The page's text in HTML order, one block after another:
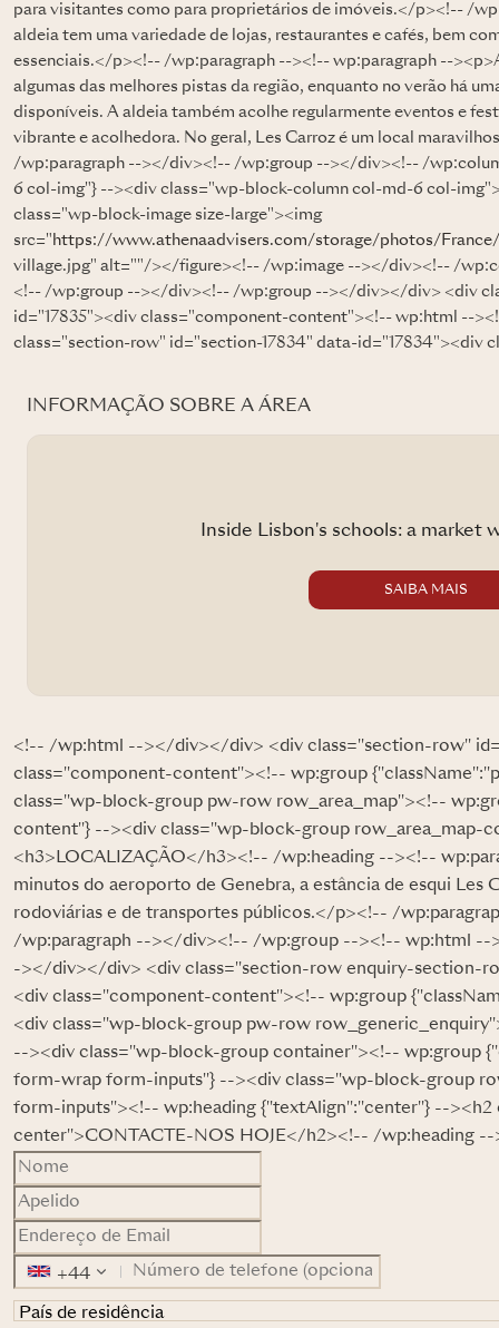
para visitantes como para proprietários de imóveis.</p><!-- /
aldeia tem uma variedade de lojas, restaurantes e cafés, bem
essenciais.</p><!-- /wp:paragraph --><!-- wp:paragraph --
algumas das melhores pistas da região, enquanto no verão há
disponíveis. A aldeia também acolhe regularmente eventos e
vibrante e acolhedora. No geral, Les Carroz é um local
/wp:paragraph --></div><!-- /wp:group --></div><!-- /
6 col-img"} --><div class="wp-block-column col-md-6 col-
class="wp-block-image size-large"><img
src=" https://www.athenaadvisers.com/storage/photos/
village.jpg" alt=""/></figure><!-- /wp:image --></div><!-- /
<!-- /wp:group --></div><!-- /wp:group --></div></div> <div
id="17835"><div class="component-content"><!-- wp:html --
class="section-row" id="section-17834" data-id="17834"><div
INFORMAÇÃO SOBRE A ÁREA
Inside Lisbon's schools: a market with no
SAIBA MAIS
<!-- /wp:html --></div></div> <div class="section-row"
class="component-content"><!-- wp:group
class="wp-block-group pw-row row_area_map"><!--
content"} --><div class="wp-block-group row_area_map-
<h3>LOCALIZAÇÃO</h3><!-- /wp:heading --><!--
minutos do aeroporto de Genebra, a estância de esqui Les
rodoviárias e de transportes públicos.</p><!-- /
/wp:paragraph --></div><!-- /wp:group --><!-- wp:html
-></div></div> <div class="section-row enquiry-section-
<div class="component-content"><!-- wp:group
<div class="wp-block-group pw-row
--><div class="wp-block-group container"><!-- wp:group
form-wrap form-inputs"} --><div class="wp-block-group
form-inputs"><!-- wp:heading {"textAlign":"center"} --><h2
center">CONTACTE-NOS HOJE</h2><!-- /wp:heading
+44